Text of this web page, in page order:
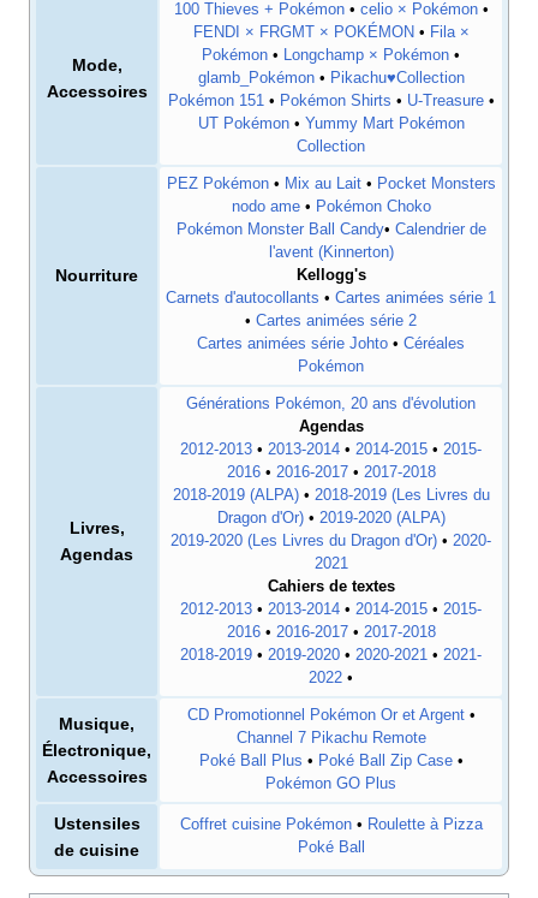
Mode,
Accessoires
100 Thieves + Pokémon• celio × Pokémon•
FENDI × FRGMT × POKÉMON • Fila ×
Pokémon • Longchamp × Pokémon •
glamb_Pokémon• Pikachu♥Collection
Pokémon 151• Pokémon Shirts • U-Treasure•
UT Pokémon• Yummy Mart Pokémon
Collection
Nourriture
PEZ Pokémon• Mix au Lait• Pocket Monsters
nodo ame• Pokémon Choko
Pokémon Monster Ball Candy• Calendrier de
l'avent (Kinnerton)
Kellogg's
Carnets d'autocollants • Cartes animées série 1
• Cartes animées série 2
Cartes animées série Johto • Céréales
Pokémon
Livres,
Agendas
Générations Pokémon, 20 ans d'évolution
Agendas
2012-2013 • 2013-2014 • 2014-2015 • 2015-
2016• 2016-2017• 2017-2018
2018-2019 (ALPA)• 2018-2019 (Les Livres du
Dragon d'Or)• 2019-2020 (ALPA)
2019-2020 (Les Livres du Dragon d'Or) • 2020-
2021
Cahiers de textes
2012-2013 • 2013-2014 • 2014-2015 • 2015-
2016• 2016-2017• 2017-2018
2018-2019 • 2019-2020 • 2020-2021 • 2021-
2022 •
Musique,
Électronique,
Accessoires
CD Promotionnel Pokémon Or et Argent•
Channel 7 Pikachu Remote
Poké Ball Plus • Poké Ball Zip Case•
Pokémon GO Plus
Ustensiles
de cuisine
Coffret cuisine Pokémon• Roulette à Pizza
Poké Ball